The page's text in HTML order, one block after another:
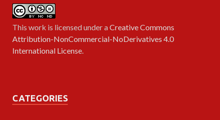
This work is licensed under aCreative Commons
Attribution-NonCommercial-NoDerivatives 4.0
International License.
CATEGORIES